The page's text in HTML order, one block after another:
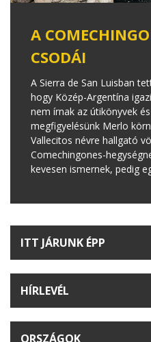
A
CSODÁI
A Sierra de San Luisban
hogy Közép-Argentína
nem írnak az útikönyvek
megfigyelésünk Merlo
Vallecitos névre hallgató
Comechingones-
kevesen ismernek, pedig
ITT JÁRUNK ÉPP
HÍRLEVÉL
ORSZÁGOK